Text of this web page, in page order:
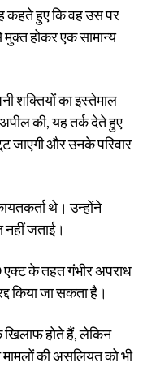
कहते हुए कि वह उस पर
मुक्त होकर एक सामान्य
शक्तियों का इस्तेमाल
की, यह तर्क देते हुए
जाएगी और उनके परिवार
थे। उन्होंने
जताई।
एक्ट के तहत गंभीर अपराध
किया जा सकता है।
खिलाफ होते हैं, लेकिन
की असलियत को भी